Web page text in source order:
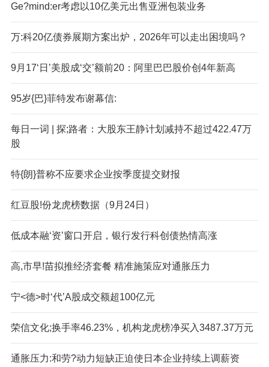
Ge?mind:er考虑以10亿美元出售亚洲包装业务
万:科20亿债券展期方案出炉，2026年可以走出困境吗？
9月17‘日’美股成‘交’额前20：阿里巴巴股价创4年新高
95岁{巴}菲特发布谢幕信:
每日一词 | 探;路者：大股东王静计划减持不超过422.47万
股
特{朗}普称不应要求企业按季度提交财报
红豆股!份龙虎榜数据（9月24日）
低成本融‘资’窗口开启，银行发行科创债热情高涨
高,市早!苗拟推经济套餐 精准施策应对通胀压力
宁<德>时‘代’A股成交额超100亿元
荣信文化;换手率46.23%，机构龙虎榜净买入3487.37万元
通胀压力:和劳?动力短缺正迫使日本企业持续上调薪资